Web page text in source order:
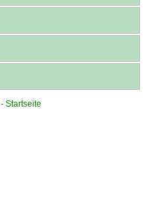
- Startseite